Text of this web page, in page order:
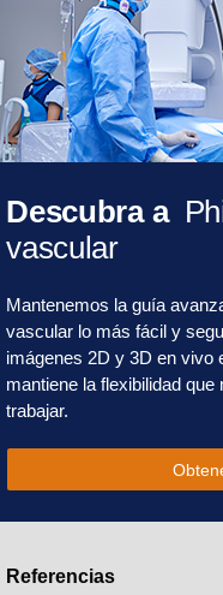
Descubra a
vascular
Mantenemos la guía
vascular lo más fácil y
imágenes 2D y 3D en vivo
mantiene la flexibilidad
trabajar.
Referencias